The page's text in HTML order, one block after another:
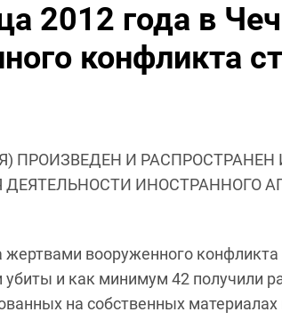
2012 года в
конфликта
ПРОИЗВЕДЕН И
ИНОСТРАННОГО
жертвами вооруженного
и как минимум 42 получили
на собственных